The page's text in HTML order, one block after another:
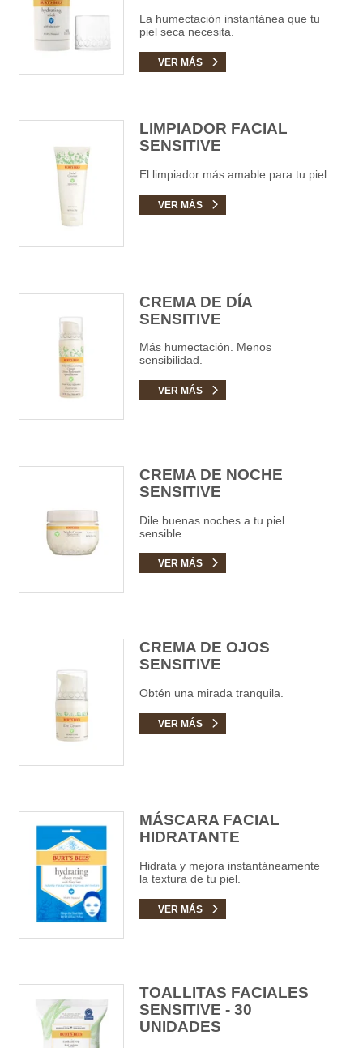
La humectación instantánea que tu
piel seca necesita.
VER MÁS
LIMPIADOR FACIAL
SENSITIVE
El limpiador más amable para tu piel.
VER MÁS
CREMA DE DÍA
SENSITIVE
Más humectación. Menos
sensibilidad.
VER MÁS
CREMA DE NOCHE
SENSITIVE
Dile buenas noches a tu piel
sensible.
VER MÁS
CREMA DE OJOS
SENSITIVE
Obtén una mirada tranquila.
VER MÁS
MÁSCARA FACIAL
HIDRATANTE
Hidrata y mejora instantáneamente
la textura de tu piel.
VER MÁS
TOALLITAS FACIALES
SENSITIVE - 30
UNIDADES